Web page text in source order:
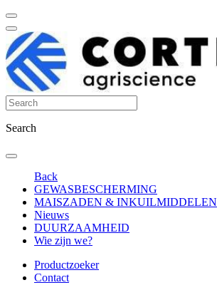
Search
Back
GEWASBESCHERMING
MAISZADEN & INKUILMIDDELEN
Nieuws
DUURZAAMHEID
Wie zijn we?
Productzoeker
Contact